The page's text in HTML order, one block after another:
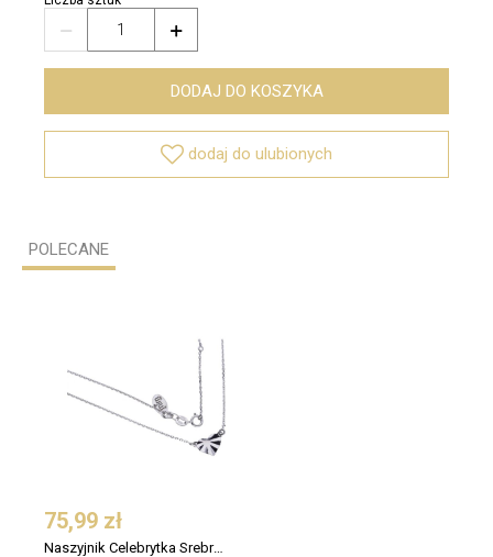
 
DODAJ DO KOSZYKA
 dodaj do ulubionych
POLECANE
75,99 zł
Naszyjnik Celebrytka Srebro 925 Serce 3D